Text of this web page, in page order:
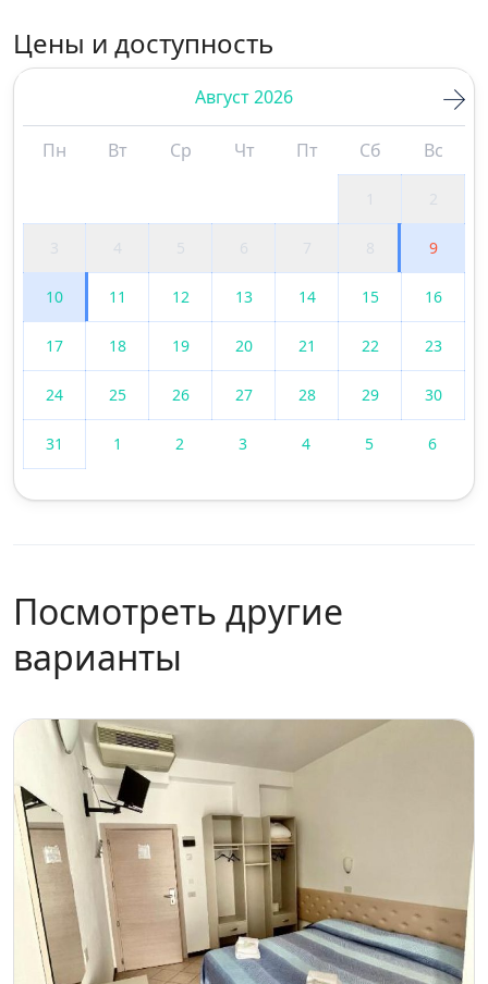
Цены и доступность
Август 2026
Пн Вт Ср Чт Пт Сб Вс
2
3 4 5 6 7 8 9
10 11 12 13 14 15 16
17 18 19 20 21 22 23
24 25 26 27 28 29 30
31 1 2 3 4 5 6
Посмотреть другие
варианты